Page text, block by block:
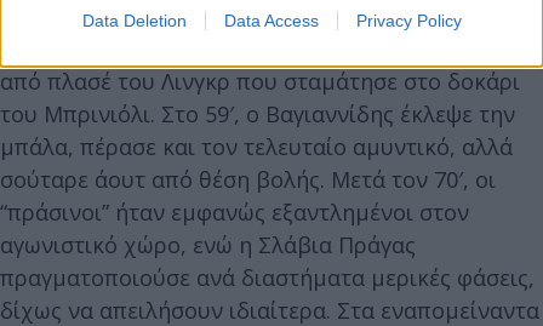
Data Deletion Data Access Privacy Policy
παίκτες. Τρία λεπτά αργότερα, όμως, οι γηπεδούχοι
από πλασέ του Λινγκρ που σταμάτησε στο δοκάρι
του Μπρινιόλι. Στο 59′, ο Βαγιαννίδης έκλεψε την
μπάλα, πέρασε και τον τελευταίο αμυντικό, αλλά
σούταρε άουτ από θέση βολής. Μετά τον 70′, οι
“πράσινοι” ήταν εμφανώς εξαντλημένοι στον
αγωνιστικό χώρο, ενώ η Σλάβια Πράγας
πραγματοποιούσε ανά διαστήματα μερικές φάσεις,
δίχως να απειλήσουν ιδιαίτερα. Στα εναπομείναντα